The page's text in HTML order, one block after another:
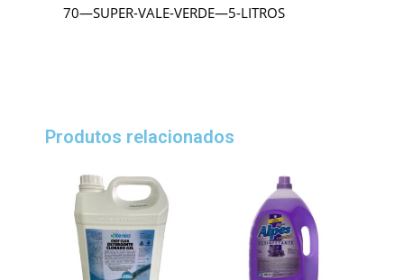
70—SUPER-VALE-VERDE—5-LITROS
Produtos relacionados